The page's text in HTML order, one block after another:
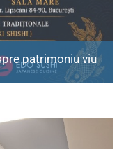
patrimoniu viu
despre patrimoniu